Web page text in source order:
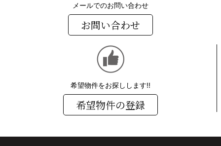
メールでのお問い合わせ
お問い合わせ
希望物件をお探しします!!
希望物件の登録